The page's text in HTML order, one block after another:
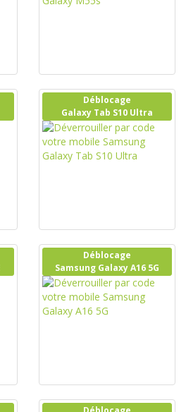
Déblocage
Galaxy Tab S10 Ultra
Déblocage
Samsung Galaxy A16 5G